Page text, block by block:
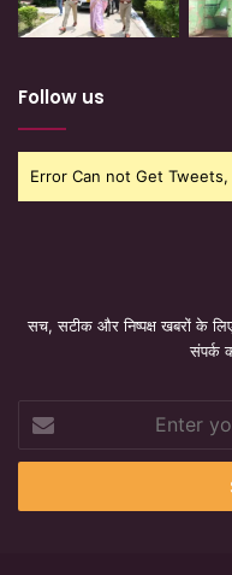
Follow us
Error Can not Get
सच, सटीक और निष्पक्ष खबरों के
संपर्क
your
Email